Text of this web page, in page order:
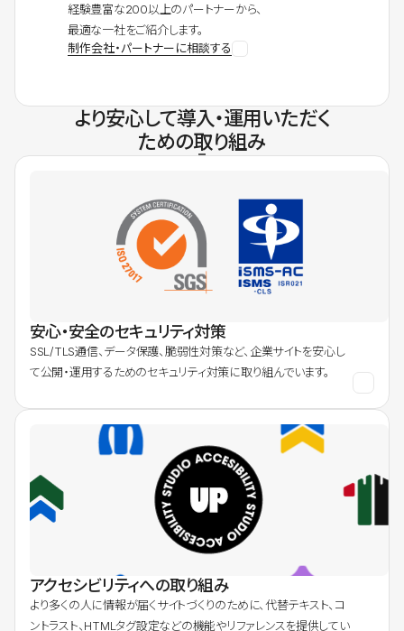
経験豊富な200以上のパートナーから、
最適な一社をご紹介します。
制作会社・パートナーに相談する
より安心して導入・運用いただく
ための取り組み
安心・安全のセキュリティ対策
SSL/TLS通信、データ保護、脆弱性対策など、企業サイトを安心し
て公開・運用するためのセキュリティ対策に取り組んでいます。
アクセシビリティへの取り組み
より多くの人に情報が届くサイトづくりのために、代替テキスト、コ
ントラスト、HTMLタグ設定などの機能やリファレンスを提供してい